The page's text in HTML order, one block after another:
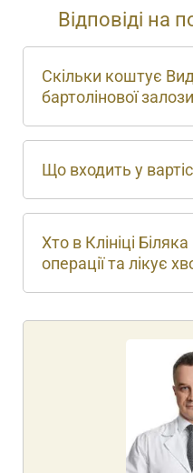
Відповіді на
Скільки коштує
бартолінової
Що входить у
Хто в Клініці
операції та лікує